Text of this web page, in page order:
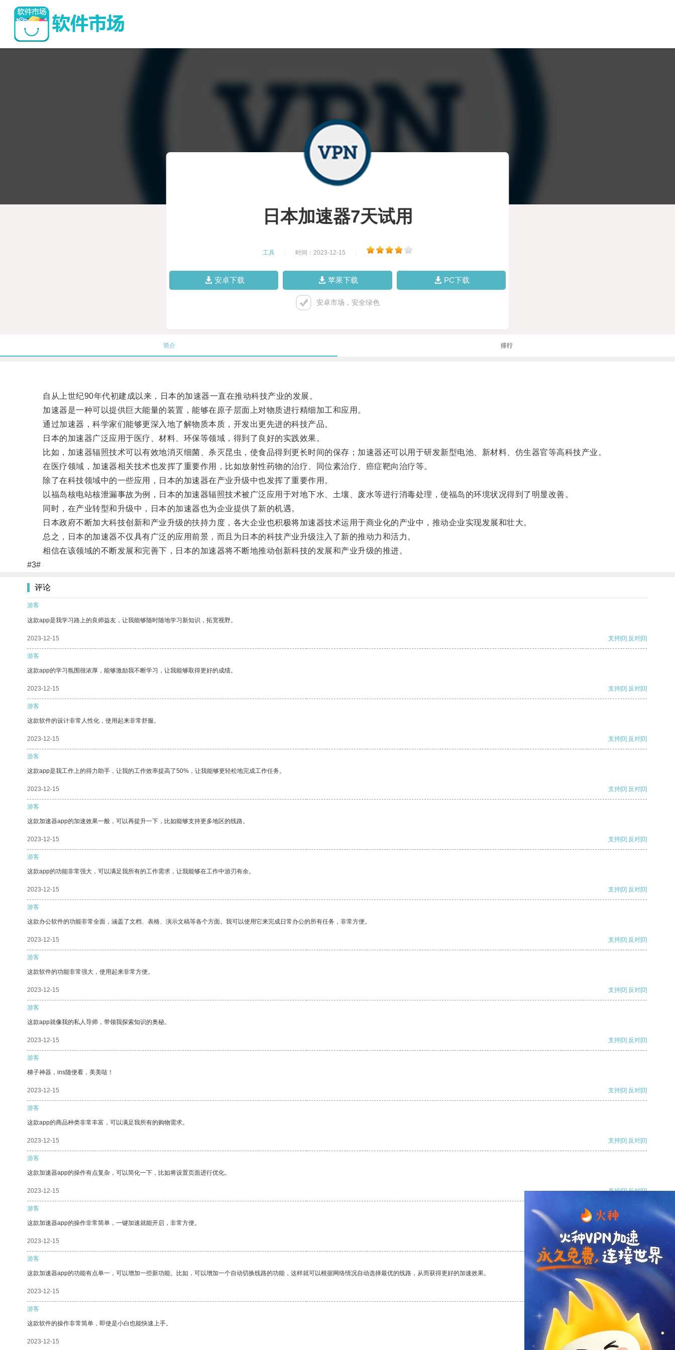
日本加速器7天试用
工具 时间：2023-12-15
安卓下载 苹果下载 PC下载
安卓市场，安全绿色
简介 排行
自从上世纪90年代初建成以来，日本的加速器一直在推动科技产业的发展。
加速器是一种可以提供巨大能量的装置，能够在原子层面上对物质进行精细加工和应用。
通过加速器，科学家们能够更深入地了解物质本质，开发出更先进的科技产品。
日本的加速器广泛应用于医疗、材料、环保等领域，得到了良好的实践效果。
比如，加速器辐照技术可以有效地消灭细菌、杀灭昆虫，使食品得到更长时间的保存；加速器还可以用于研发新型电池、新材料、仿生器官等高科技产业。
在医疗领域，加速器相关技术也发挥了重要作用，比如放射性药物的治疗、同位素治疗、癌症靶向治疗等。
除了在科技领域中的一些应用，日本的加速器在产业升级中也发挥了重要作用。
以福岛核电站核泄漏事故为例，日本的加速器辐照技术被广泛应用于对地下水、土壤、废水等进行消毒处理，使福岛的环境状况得到了明显改善。
同时，在产业转型和升级中，日本的加速器也为企业提供了新的机遇。
日本政府不断加大科技创新和产业升级的扶持力度，各大企业也积极将加速器技术运用于商业化的产业中，推动企业实现发展和壮大。
总之，日本的加速器不仅具有广泛的应用前景，而且为日本的科技产业升级注入了新的推动力和活力。
相信在该领域的不断发展和完善下，日本的加速器将不断地推动创新科技的发展和产业升级的推进。
#3#
评论
游客
这款app是我学习路上的良师益友，让我能够随时随地学习新知识，拓宽视野。
2023-12-15 支持[0] 反对[0]
游客
这款app的学习氛围很浓厚，能够激励我不断学习，让我能够取得更好的成绩。
2023-12-15 支持[0] 反对[0]
游客
这款软件的设计非常人性化，使用起来非常舒服。
2023-12-15 支持[0] 反对[0]
游客
这款app是我工作上的得力助手，让我的工作效率提高了50%，让我能够更轻松地完成工作任务。
2023-12-15 支持[0] 反对[0]
游客
这款加速器app的加速效果一般，可以再提升一下，比如能够支持更多地区的线路。
2023-12-15 支持[0] 反对[0]
游客
这款app的功能非常强大，可以满足我所有的工作需求，让我能够在工作中游刃有余。
2023-12-15 支持[0] 反对[0]
游客
这款办公软件的功能非常全面，涵盖了文档、表格、演示文稿等各个方面。我可以使用它来完成日常办公的所有任务，非常方便。
2023-12-15 支持[0] 反对[0]
游客
这款软件的功能非常强大，使用起来非常方便。
2023-12-15 支持[0] 反对[0]
游客
这款app就像我的私人导师，带领我探索知识的奥秘。
2023-12-15 支持[0] 反对[0]
游客
梯子神器，ins随便看，美美哒！
2023-12-15 支持[0] 反对[0]
游客
这款app的商品种类非常丰富，可以满足我所有的购物需求。
2023-12-15 支持[0] 反对[0]
游客
这款加速器app的操作有点复杂，可以简化一下，比如将设置页面进行优化。
2023-12-15 支持[0] 反对[0]
游客
这款加速器app的操作非常简单，一键加速就能开启，非常方便。
2023-12-15 支持[0] 反对
游客
这款加速器app的功能有点单一，可以增加一些新功能。比如，可以增加一个自动切换线路的功能，这样就可以根据网络情况自动选择最优的线路，从而获得更好的加速效果。
2023-12-15 支持
游客
这款软件的操作非常简单，即使是小白也能快速上手。
2023-12-15 支持 反对 [0]